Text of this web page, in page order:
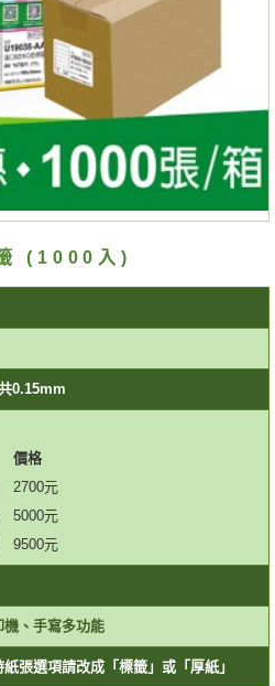
(1000入)
0.15mm
價格
2700元
5000元
9500元
機、手寫多功能
張選項請改成「標籤」或「厚紙」